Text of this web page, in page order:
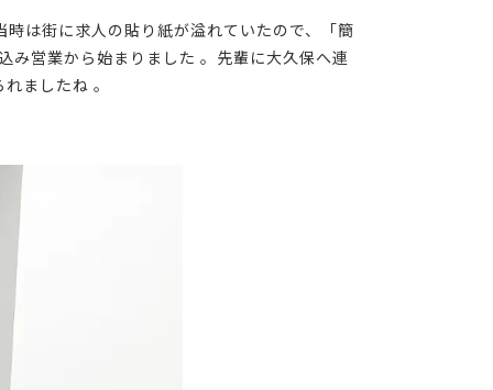
は街に求人の貼り紙が溢れていたので、「簡
み営業から始まりました 。先輩に大久保へ連
ましたね 。